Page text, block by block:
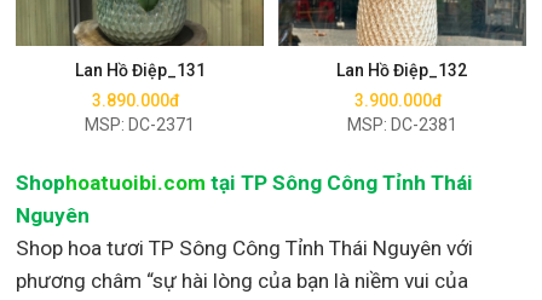
Lan Hồ Điệp_131
3.890.000đ
MSP: DC-2371
Mua ngay
Lan Hồ Điệp_132
3.900.000đ
MSP: DC-2381
Mua ngay
Shophoatuoibi.com tại TP Sông Công Tỉnh Thái
Nguyên
Shop hoa tươi TP Sông Công Tỉnh Thái Nguyên với
phương châm “sự hài lòng của bạn là niềm vui của